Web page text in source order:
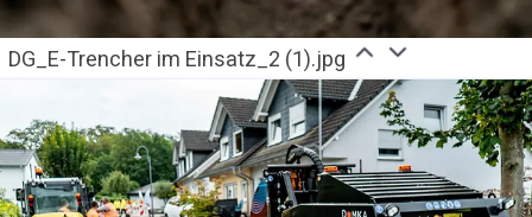
DG_E-Trencher im Einsatz_2 (1).jpg